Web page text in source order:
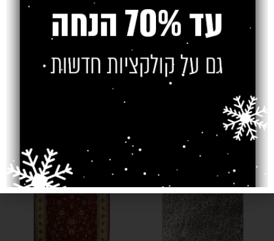
מוצרים קשורים